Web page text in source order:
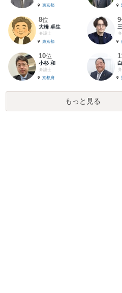
東京都
8位
大橋 卓生
弁護士
東京都
9
10位
小杉 和
弁護士
京都府
もっと見る